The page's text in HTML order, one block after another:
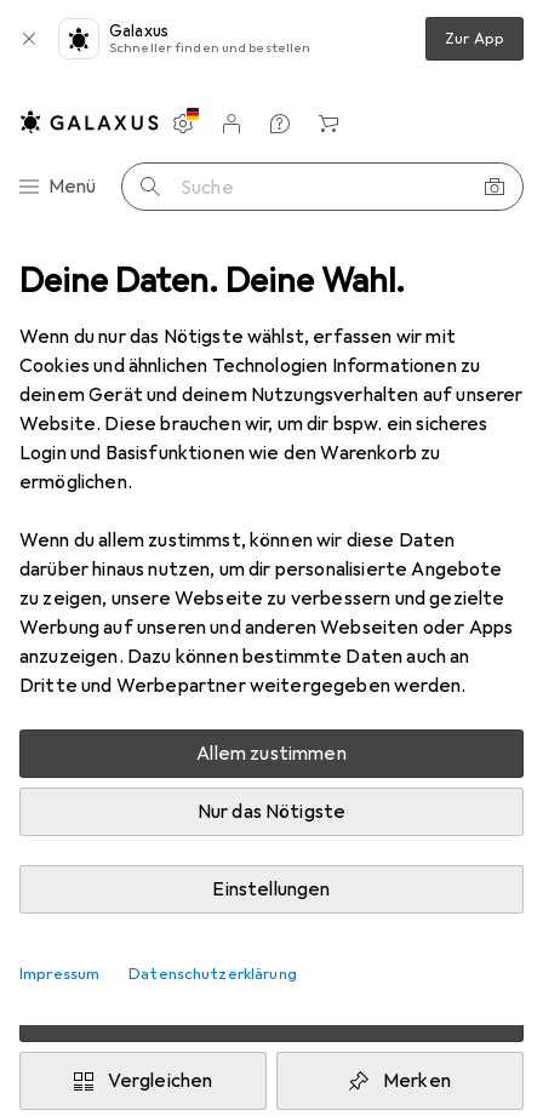
Deine Daten. Deine Wahl.
Wenn du nur das Nötigste wählst, erfassen wir mit
Cookies und ähnlichen Technologien Informationen zu
deinem Gerät und deinem Nutzungsverhalten auf unserer
Website. Diese brauchen wir, um dir bspw. ein sicheres
Login und Basisfunktionen wie den Warenkorb zu
ermöglichen.
Wenn du allem zustimmst, können wir diese Daten
darüber hinaus nutzen, um dir personalisierte Angebote
zu zeigen, unsere Webseite zu verbessern und gezielte
Werbung auf unseren und anderen Webseiten oder Apps
anzuzeigen. Dazu können bestimmte Daten auch an
Dritte und Werbepartner weitergegeben werden.
Allem zustimmen
Nur das Nötigste
Einstellungen
Impressum Datenschutzerklärung
Galaxus
Schneller finden und bestellen Zur App
Navigation nach Kategorien
Menü Suche
Einstellungen
Kundenkonto
Vergleichslisten
Merklisten
Warenkorb
Sisal-Optik Designer Flachgewebe Teppich Pure Beige Grau Meliert
6 Bilder
SnapstyleSisal-Optik Designer
Flachgewebe Teppich Pure Beige Grau
Meliert
80 x 160 cm
Preis in EUR inkl. MwSt.
EUR
49,90
Bewertungen Marke
Zwischen Fr, 14.8. und Di, 18.8. geliefert
Nur 2 Stück an Lager beim Drittanbieter
Lieferort angeben für genaue Lieferzeit
Angebot von i
Vergleichen Merken